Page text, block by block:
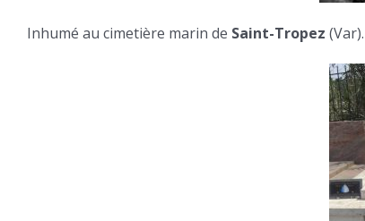
Inhumé au cimetière marin de Saint-Tropez (Var).